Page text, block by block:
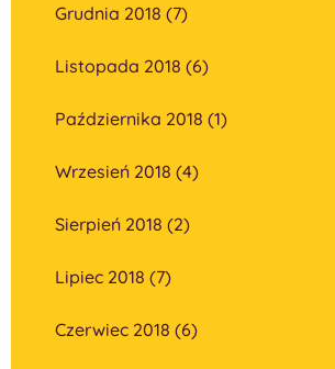
Grudnia 2018 (7)
Listopada 2018 (6)
Października 2018 (1)
Wrzesień 2018 (4)
Sierpień 2018 (2)
Lipiec 2018 (7)
Czerwiec 2018 (6)